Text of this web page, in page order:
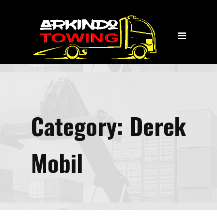
Jasa Layanan
Towing
Kontak KamiCategory: Derek
Mobil